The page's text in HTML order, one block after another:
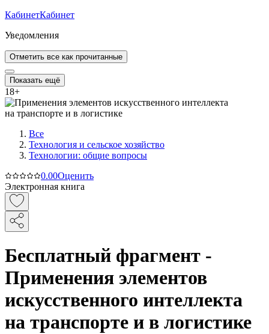
КабинетКабинет
Уведомления
Отметить все как прочитанные
Показать ещё
18+
Все
Технология и сельское хозяйство
Технологии: общие вопросы
0.00Оценить
Электронная книга
Бесплатный фрагмент -
Применения элементов
искусственного интеллекта
на транспорте и в логистике